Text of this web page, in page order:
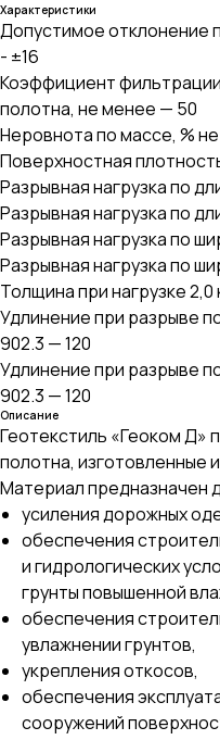
Характеристики
Допустимое отклонение
- ±16
Коэффициент
полотна, не менее — 50
Неровнота по массе, %
Поверхностная
Разрывная нагрузка по
Разрывная нагрузка по
Разрывная нагрузка по
Разрывная нагрузка по
Толщина при нагрузке
Удлинение при разрыве
902.3 — 120
Удлинение при разрыве
902.3 — 120
Описание
Геотекстиль «Геоком Д»
полотна, изготовленные
Материал предназначен
усиления дорожных
обеспечения
и гидрологических
грунты повышенной
обеспечения
увлажнении грунтов,
укрепления откосов,
обеспечения
сооружений